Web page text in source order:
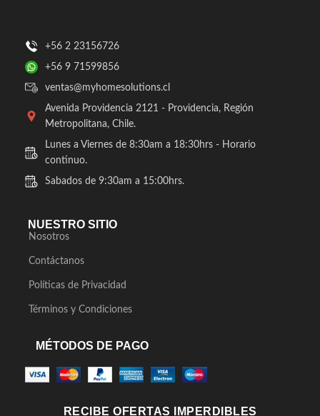
+56 2 23156726
+56 9 71599856
ventas@myhomesolutions.cl
Avenida Providencia 2121 - Providencia, Región
Metropolitana, Chile.
Lunes a Viernes de 8:30am a 18:30hrs - Horario
continuo.
Sabados de 9:30am a 15:00hrs.
NUESTRO SITIO
Nosotros
Contáctanos
Políticas de Privacidad
Términos y Condiciones
MÉTODOS DE PAGO
RECIBE OFERTAS IMPERDIBLES